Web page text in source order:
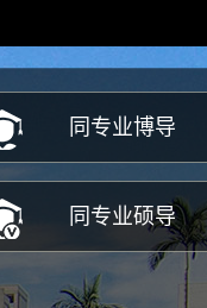
同专业博导
同专业硕导